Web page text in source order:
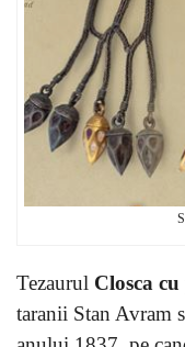
Tezaurul Closca
taranii Stan Avram